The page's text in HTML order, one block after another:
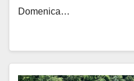
Domenica…